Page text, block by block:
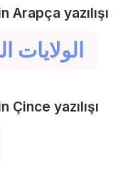
Arapça yazılışı
الولايات
Çince yazılışı